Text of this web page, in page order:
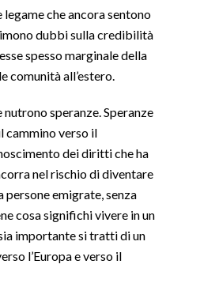
che ancora sentono
dubbi sulla credibilità
spesso marginale della
comunità all’estero.
speranze. Speranze
cammino verso il
dei diritti che ha
nel rischio di diventare
persone emigrate, senza
cosa significhi vivere in un
importante si tratti di un
l’Europa e verso il